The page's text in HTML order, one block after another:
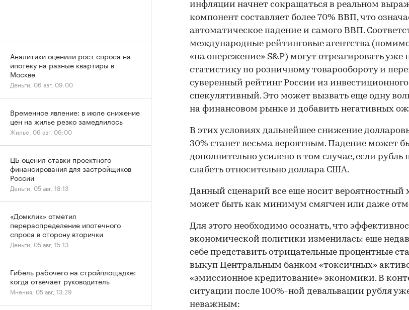
инфляции начнет сокращаться в реальном
компонент составляет более 70% ВВП, что
автоматическое падение и самого ВВП.
международные рейтинговые агентства
«на опережение» S&P) могут отреагировать уже
статистику по розничному товарообороту и
суверенный рейтинг России из инвестиционного
спекулятивный. Это может вызвать еще одну
на финансовом рынке и добавить негативных
В этих условиях дальнейшее снижение
30% станет весьма вероятным. Падение может
дополнительно усилено в том случае, если
слабеть относительно доллара США.
Данный сценарий все еще носит вероятностный
может быть как минимум смягчен или даже
Для этого необходимо осознать, что
экономической политики изменилась: еще
себе представить отрицательные процентные
выкуп Центральным банком «токсичных»
«эмиссионное кредитование» экономики. В
ситуации после 100%-ной девальвации рубля
неважным:
Аналитики оценили рост спроса на
ипотеку на разные квартиры в
Москве
Деньги, 06 авг, 09:00
Временное явление: в июле снижение
цен на жилье резко замедлилось
Жилье, 06 авг, 06:00
ЦБ оценил ставки проектного
финансирования для застройщиков
России
Деньги, 05 авг, 18:13
«Домклик» отметил
перераспределение ипотечного
спроса в сторону вторички
Деньги, 05 авг, 15:13
Гибель рабочего на стройплощадке:
когда отвечает руководитель
Мнения, 05 авг, 13:29